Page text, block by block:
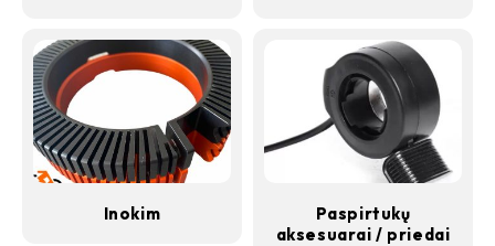
Inokim
Paspirtukų
aksesuarai / priedai